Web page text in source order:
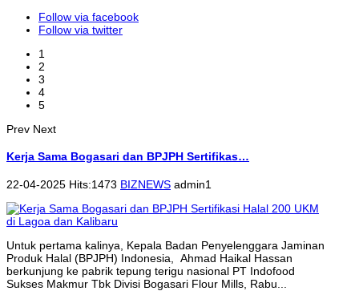
Follow via facebook
Follow via twitter
1
2
3
4
5
Prev Next
Kerja Sama Bogasari dan BPJPH Sertifikas…
22-04-2025 Hits:1473 BIZNEWS admin1
Untuk pertama kalinya, Kepala Badan Penyelenggara Jaminan
Produk Halal (BPJPH) Indonesia, Ahmad Haikal Hassan
berkunjung ke pabrik tepung terigu nasional PT Indofood
Sukses Makmur Tbk Divisi Bogasari Flour Mills, Rabu...